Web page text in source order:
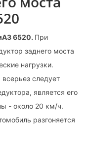
6520. При
заднего моста
нагрузки.
следует
является его
- около 20 км/ч.
разгоняется